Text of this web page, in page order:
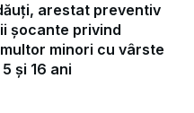
arestat preventiv
șocante privind
minori cu vârste
și 16 ani